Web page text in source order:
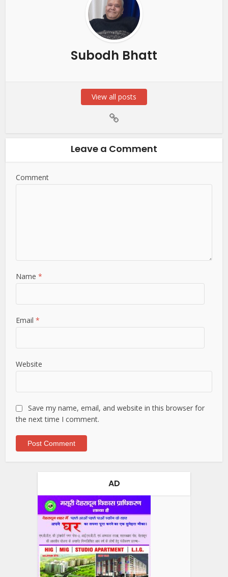
Subodh Bhatt
View all posts
Leave a Comment
Comment
Name*
Email*
Website
Save my name, email, and website in this browser for
the next time I comment.
AD